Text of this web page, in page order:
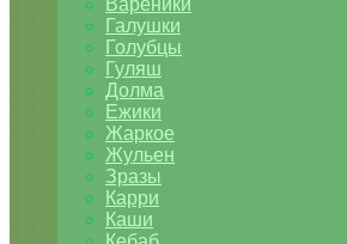
Вареники
Галушки
Голубцы
Гуляш
Долма
Ежики
Жаркое
Жульен
Зразы
Карри
Каши